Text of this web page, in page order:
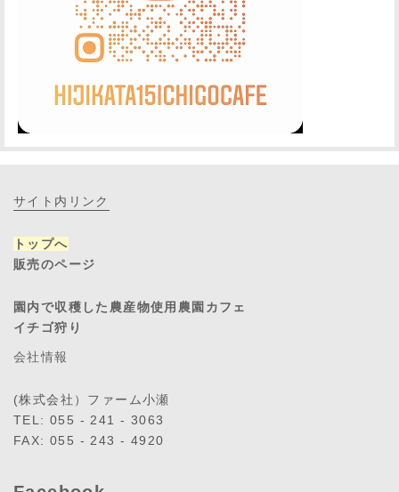
サイト内リンク
トップへ
販売のページ
園内で収穫した農産物使用農園カフェ
イチゴ狩り
会社情報
(株式会社）ファーム小瀬
TEL: 055 - 241 - 3063
FAX: 055 - 243 - 4920